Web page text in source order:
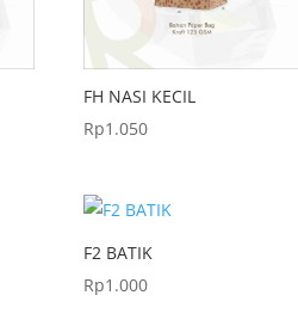
FH NASI KECIL
Rp1.050
F2 BATIK
Rp1.000